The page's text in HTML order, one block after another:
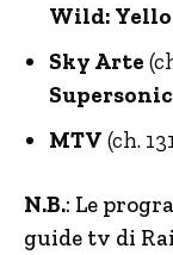
Wild:
Sky Arte
Supersonic
MTV (ch.
N.B.: Le
guide tv di